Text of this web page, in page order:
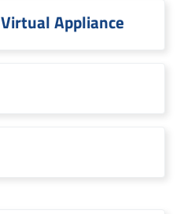
Appliance